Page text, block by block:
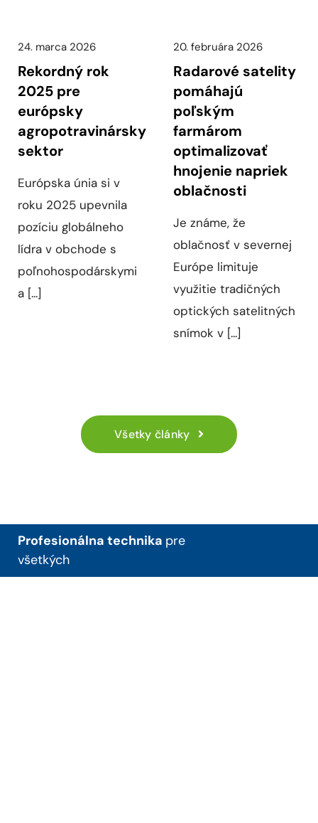
24. marca 2026
Rekordný rok
2025 pre
európsky
agropotravinársky
sektor
Európska únia si v
roku 2025 upevnila
pozíciu globálneho
lídra v obchode s
poľnohospodárskymi
a [...]
20. februára 2026
Radarové satelity
pomáhajú
poľským
farmárom
optimalizovať
hnojenie napriek
oblačnosti
Je známe, že
oblačnosť v severnej
Európe limituje
využitie tradičných
optických satelitných
snímok v [...]
Všetky články
Profesionálna technika pre
všetkých